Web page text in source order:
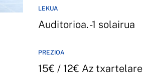
LEKUA
Auditorioa. -1 solairua
PREZIOA
15€ / 12€ Az